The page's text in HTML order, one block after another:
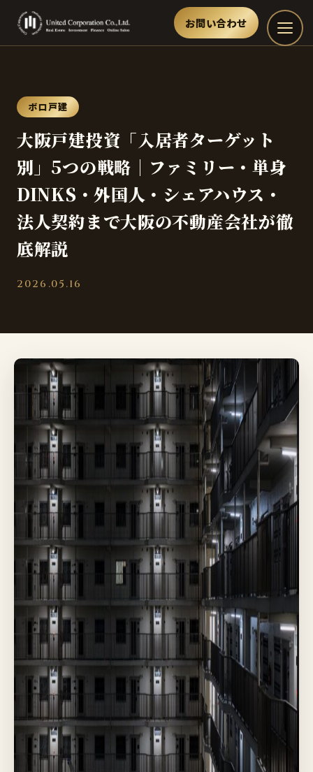
お問い合わせ
ボロ戸建
大阪戸建投資「入居者ターゲット
別」5つの戦略｜ファミリー・単身
DINKS・外国人・シェアハウス・
法人契約まで大阪の不動産会社が徹
底解説
2026.05.16